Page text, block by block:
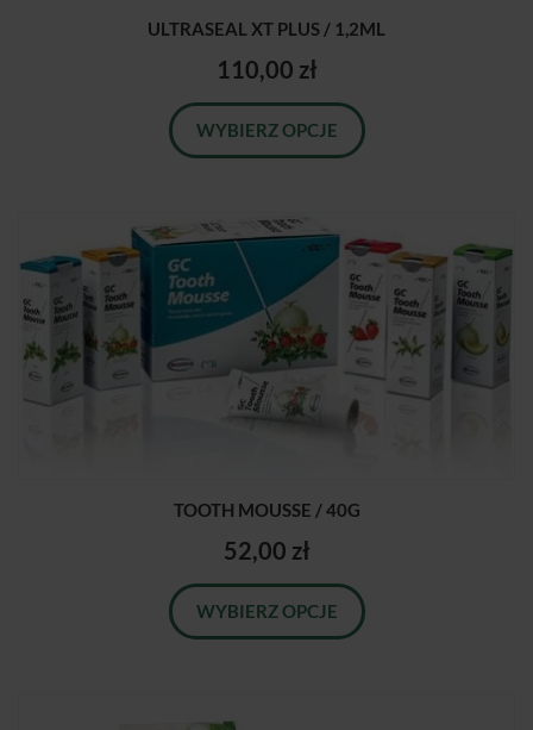
ULTRASEAL XT PLUS / 1,2ML
110,00 zł
WYBIERZ OPCJE
TOOTH MOUSSE / 40G
52,00 zł
WYBIERZ OPCJE